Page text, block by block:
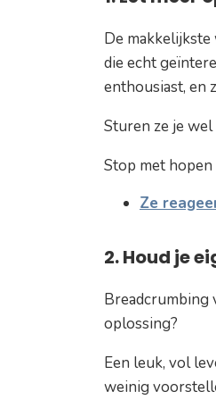
De
die echt
enthousiast, en
Sturen ze je
Stop met hopen
Ze
2. Houd je
Breadcrumbing
oplossing?
Een leuk, vol
weinig